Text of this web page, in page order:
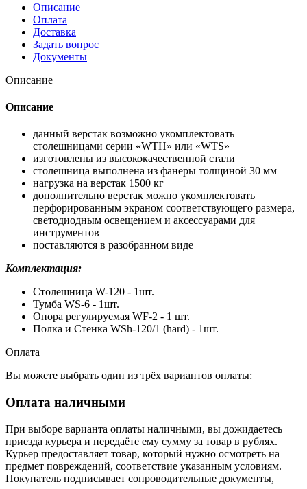
Описание
Оплата
Доставка
Задать вопрос
Документы
Описание
Описание
данный верстак возможно укомплектовать
столешницами серии «WTH» или «WTS»
изготовлены из высококачественной стали
столешница выполнена из фанеры толщиной 30 мм
нагрузка на верстак 1500 кг
дополнительно верстак можно укомплектовать
перфорированным экраном соответствующего размера,
светодиодным освещением и аксессуарами для
инструментов
поставляются в разобранном виде
Комплектация:
Столешница W-120 - 1шт.
Тумба WS-6 - 1шт.
Опора регулируемая WF-2 - 1 шт.
Полка и Стенка WSh-120/1 (hard) - 1шт.
Оплата
Вы можете выбрать один из трёх вариантов оплаты:
Оплата наличными
При выборе варианта оплаты наличными, вы дожидаетесь
приезда курьера и передаёте ему сумму за товар в рублях.
Курьер предоставляет товар, который нужно осмотреть на
предмет повреждений, соответствие указанным условиям.
Покупатель подписывает сопроводительные документы,